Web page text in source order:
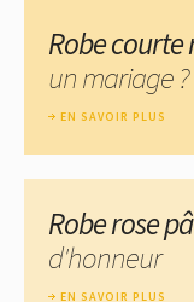
Robe courte
un mariage ?
EN SAVOIR PLUS
Robe rose
d'honneur
EN SAVOIR PLUS